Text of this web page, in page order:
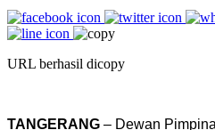
URL berhasil dicopy
TANGERANG – Dewan